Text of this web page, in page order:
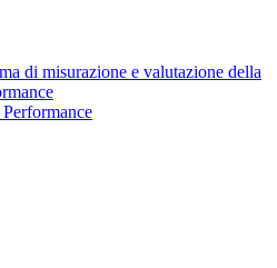
di misurazione e valutazione della